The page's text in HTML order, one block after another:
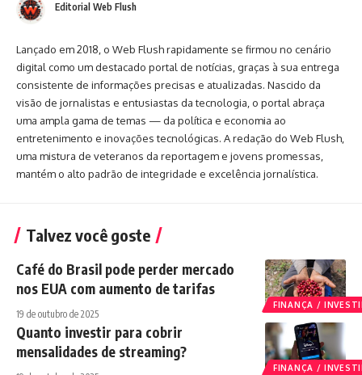
Editorial Web Flush
Lançado em 2018, o Web Flush rapidamente se firmou no cenário
digital como um destacado portal de notícias, graças à sua entrega
consistente de informações precisas e atualizadas. Nascido da
visão de jornalistas e entusiastas da tecnologia, o portal abraça
uma ampla gama de temas — da política e economia ao
entretenimento e inovações tecnológicas. A redação do Web Flush,
uma mistura de veteranos da reportagem e jovens promessas,
mantém o alto padrão de integridade e excelência jornalística.
Talvez você goste
FINANÇA /
Café do Brasil pode perder mercado
nos EUA com aumento de tarifas
19 de outubro de 2025
FINANÇA /
Quanto investir para cobrir
mensalidades de streaming?